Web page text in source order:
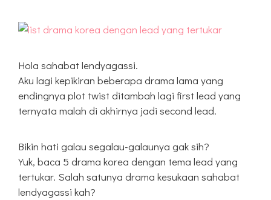
Hola sahabat lendyagassi.
Aku lagi kepikiran beberapa drama lama yang
endingnya plot twist ditambah lagi first lead yang
ternyata malah di akhirnya jadi second lead.
Bikin hati galau segalau-galaunya gak sih?
Yuk, baca 5 drama korea dengan tema lead yang
tertukar. Salah satunya drama kesukaan sahabat
lendyagassi kah?